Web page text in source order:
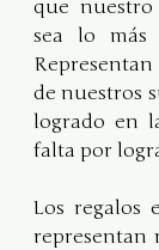
que
sea lo más
de nuestros
logrado en
falta por
Los regalos
representan